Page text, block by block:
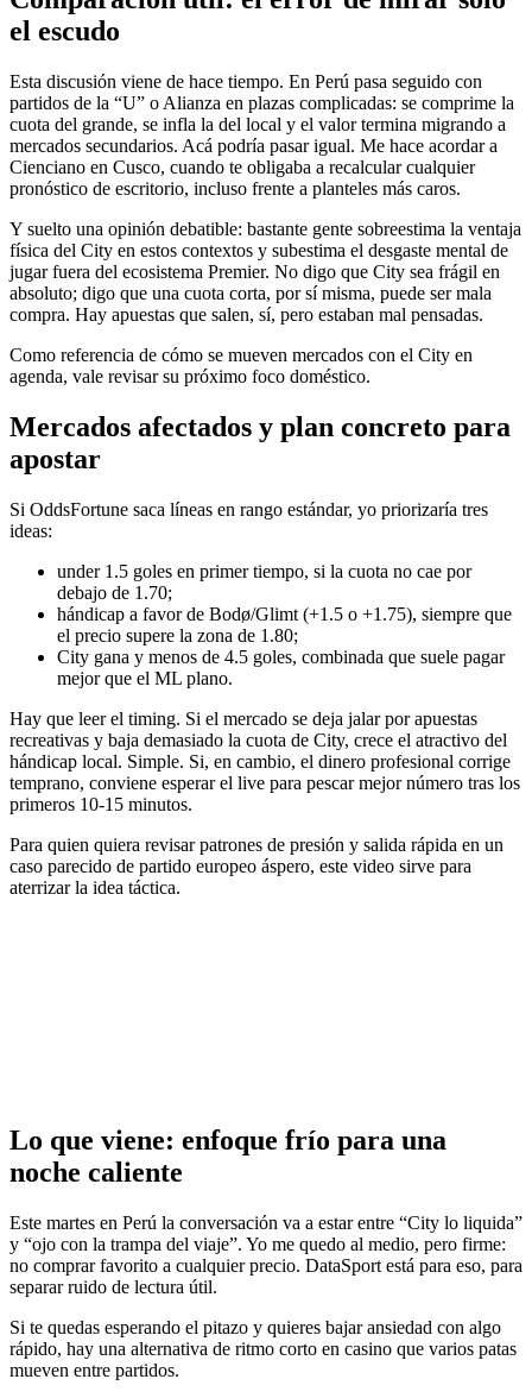
el escudo
Esta discusión viene de hace tiempo. En Perú pasa seguido con
partidos de la “U” o Alianza en plazas complicadas: se comprime la
cuota del grande, se infla la del local y el valor termina migrando a
mercados secundarios. Acá podría pasar igual. Me hace acordar a
Cienciano en Cusco, cuando te obligaba a recalcular cualquier
pronóstico de escritorio, incluso frente a planteles más caros.
Y suelto una opinión debatible: bastante gente sobreestima la ventaja
física del City en estos contextos y subestima el desgaste mental de
jugar fuera del ecosistema Premier. No digo que City sea frágil en
absoluto; digo que una cuota corta, por sí misma, puede ser mala
compra. Hay apuestas que salen, sí, pero estaban mal pensadas.
Como referencia de cómo se mueven mercados con el City en
agenda, vale revisar su próximo foco doméstico.
Mercados afectados y plan concreto para
apostar
Si OddsFortune saca líneas en rango estándar, yo priorizaría tres
ideas:
under 1.5 goles en primer tiempo, si la cuota no cae por
debajo de 1.70;
hándicap a favor de Bodø/Glimt (+1.5 o +1.75), siempre que
el precio supere la zona de 1.80;
City gana y menos de 4.5 goles, combinada que suele pagar
mejor que el ML plano.
Hay que leer el timing. Si el mercado se deja jalar por apuestas
recreativas y baja demasiado la cuota de City, crece el atractivo del
hándicap local. Simple. Si, en cambio, el dinero profesional corrige
temprano, conviene esperar el live para pescar mejor número tras los
primeros 10-15 minutos.
Para quien quiera revisar patrones de presión y salida rápida en un
caso parecido de partido europeo áspero, este video sirve para
aterrizar la idea táctica.
Lo que viene: enfoque frío para una
noche caliente
Este martes en Perú la conversación va a estar entre “City lo liquida”
y “ojo con la trampa del viaje”. Yo me quedo al medio, pero firme:
no comprar favorito a cualquier precio. DataSport está para eso, para
separar ruido de lectura útil.
Si te quedas esperando el pitazo y quieres bajar ansiedad con algo
rápido, hay una alternativa de ritmo corto en casino que varios patas
mueven entre partidos.